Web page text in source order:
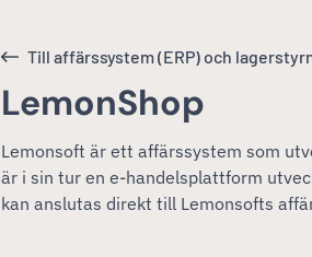
Till affärssystem (ERP) och
LemonShop
Lemonsoft är ett affärssystem som
är i sin tur en e-handelsplattform
kan anslutas direkt till Lemonsofts